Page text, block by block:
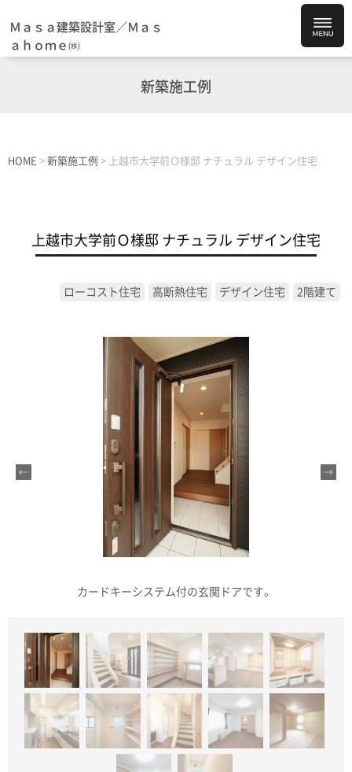
Ｍａｓａ建築設計室／Ｍａｓ
ａｈｏｍｅ㈱
新築施工例
HOME > 新築施工例 > 上越市大学前Ｏ様邸 ナチュラル デザイン住宅
上越市大学前Ｏ様邸 ナチュラル デザイン住宅
ローコスト住宅 高断熱住宅 デザイン住宅 2階建て
カードキーシステム付の玄関ドアです。